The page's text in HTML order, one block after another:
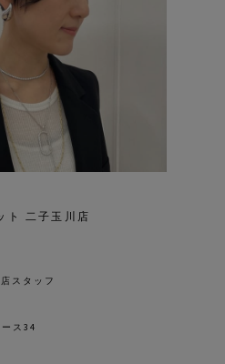
ト 二子玉川店
スタッフ
ス34